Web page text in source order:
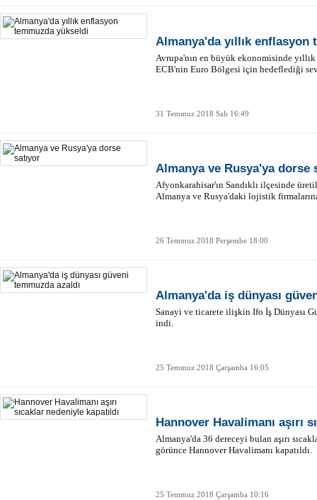
Almanya'da yıllık enflasyon
Avrupa'nın en büyük ekonomisinde
ECB'nin Euro Bölgesi için hedeflediği
31 Temmuz 2018 Salı 16:49
Almanya ve Rusya'ya dorse
Afyonkarahisar'ın Sandıklı ilçesinde
Almanya ve Rusya'daki lojistik
26 Temmuz 2018 Perşembe 18:00
Almanya'da iş dünyası
Sanayi ve ticarete ilişkin Ifo İş Dünyası
indi.
25 Temmuz 2018 Çarşamba 16:05
Hannover Havalimanı aşırı
Almanya'da 36 dereceyi bulan aşırı
görünce Hannover Havalimanı kapatıldı.
25 Temmuz 2018 Çarşamba 10:16